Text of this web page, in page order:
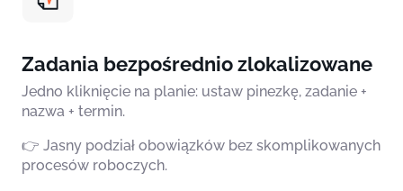
Zadania bezpośrednio zlokalizowane
Jedno kliknięcie na planie: ustaw pinezkę, zadanie +
nazwa + termin.
👉 Jasny podział obowiązków bez skomplikowanych
procesów roboczych.